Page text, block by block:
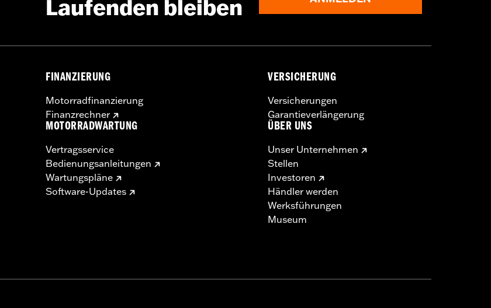
Laufenden bleiben
FINANZIERUNG
Motorradfinanzierung
Finanzrechner
MOTORRADWARTUNG
Vertragsservice
Bedienungsanleitungen
Wartungspläne
Software-Updates
VERSICHERUNG
Versicherungen
Garantieverlängerung
ÜBER UNS
Unser Unternehmen
Stellen
Investoren
Händler werden
Werksführungen
Museum